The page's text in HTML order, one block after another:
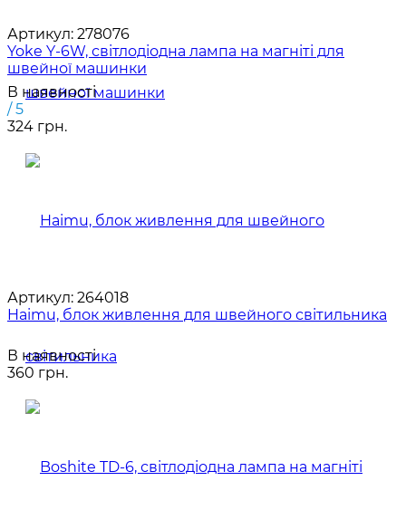
Артикул: 278076
Yoke Y-6W, світлодіодна лампа на магніті для
швейної машинки
В наявності
/ 5
324 грн.
Артикул: 264018
Haimu, блок живлення для швейного світильника
В наявності
360 грн.